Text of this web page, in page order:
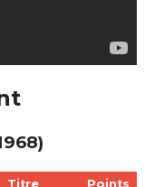
Titre Points